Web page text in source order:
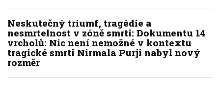
Neskutečný triumf, tragédie a
nesmrtelnost v zóně smrti: Dokumentu 14
vrcholů: Nic není nemožné v kontextu
tragické smrti Nirmala Purji nabyl nový
rozměr